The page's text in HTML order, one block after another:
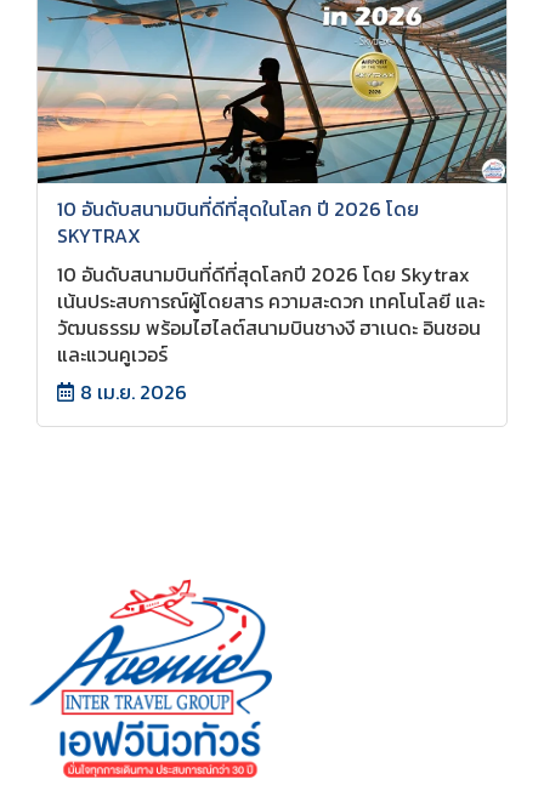
10 อันดับสนามบินที่ดีที่สุดในโลก ปี 2026 โดย
SKYTRAX
10 อันดับสนามบินที่ดีที่สุดโลกปี 2026 โดย Skytrax
เน้นประสบการณ์ผู้โดยสาร ความสะดวก เทคโนโลยี และ
วัฒนธรรม พร้อมไฮไลต์สนามบินชางงี ฮาเนดะ อินชอน
และแวนคูเวอร์
8 เม.ย. 2026